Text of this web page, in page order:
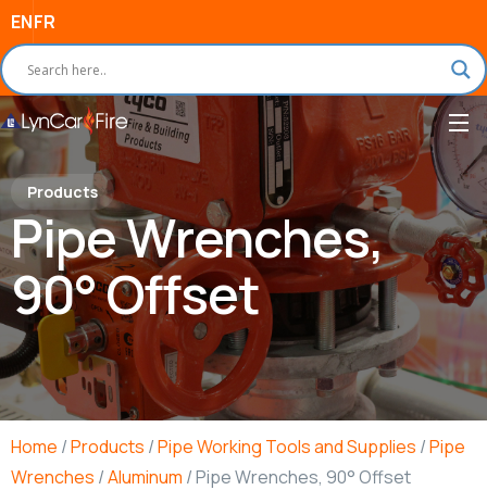
ENFR
Products
Pipe Wrenches,
90° Offset
Home /Products /Pipe Working Tools and Supplies /Pipe
Wrenches /Aluminum / Pipe Wrenches, 90° Offset